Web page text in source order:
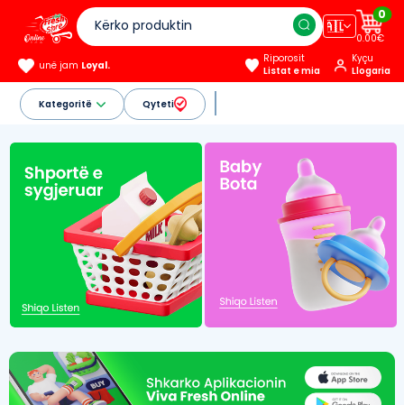
🇦🇱
0
0.00€
unë jam Loyal.
Riporosit
Listat e mia
Kyçu
Llogaria
Kategoritë Qyteti